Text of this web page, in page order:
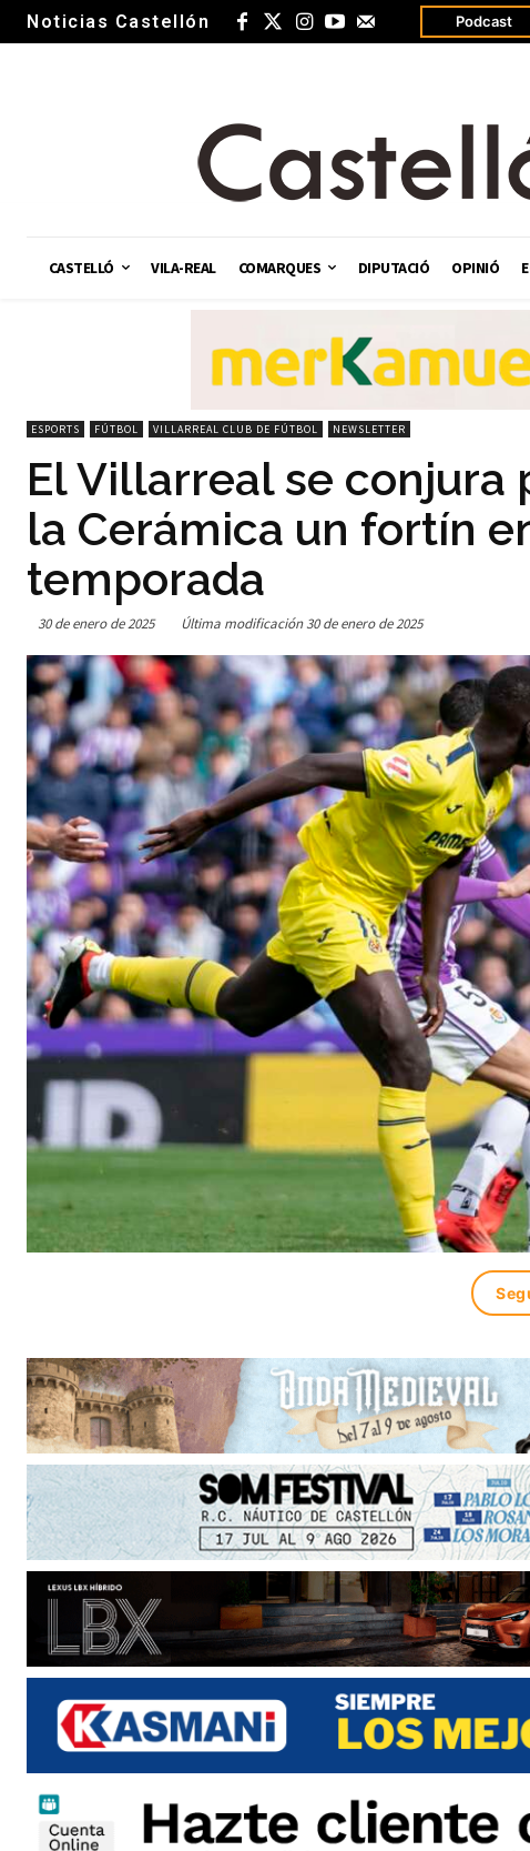
Noticias Castellón Podcast
CASTELLÓ VILA-REAL COMARQUES DIPUTACIÓ OPINIÓ
ESPORTS FÚTBOL VILLARREAL CLUB DE FÚTBOL NEWSLETTER
El Villarreal se conjura
la Cerámica un fortín
temporada
30 de enero de 2025 Última modificación 30 de enero de 2025